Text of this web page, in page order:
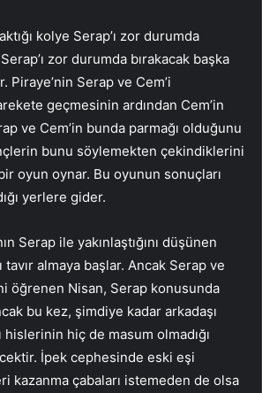
kolye Serap’ı zor durumda
zor durumda bırakacak başka
Piraye’nin Serap ve Cem’i
geçmesinin ardından Cem’in
ve Cem’in bunda parmağı olduğunu
bunu söylemekten çekindiklerini
oyun oynar. Bu oyunun sonuçları
yerlere gider.
Serap ile yakınlaştığını düşünen
tavır almaya başlar. Ancak Serap ve
öğrenen Nisan, Serap konusunda
bu kez, şimdiye kadar arkadaşı
hislerinin hiç de masum olmadığı
İpek cephesinde eski eşi
kazanma çabaları istemeden de olsa